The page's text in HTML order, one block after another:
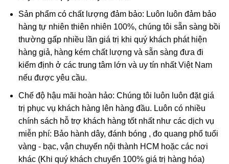
Phật Di Lặc trong phong thủy
Ngày nay, Phật Di Lặc Đá Ruby được tạo hình nhiều kiểu
khác nhau chứ không có 1 kiểu nhất định:
Phật Di Lặc nô đùa cùng bọn trẻ
Phật Di Lặc kéo túi tiền
Sản phẩm có chất lượng đảm bảo: Luôn luôn đảm bảo
hàng tự nhiên thiên nhiên 100%, chúng tôi sẵn sàng bồi
thường gấp nhiều lần giá trị khi quý khách phát hiện
hàng giả, hàng kém chất lượng và sẵn sàng đưa đi
kiểm định ở các trung tâm lớn và uy tín nhất Việt Nam
nếu được yêu cầu.
Chế độ hậu mãi hoàn hảo: Chúng tôi luôn luôn đặt giá
trị phục vụ khách hàng lên hàng đầu. Luôn có nhiều
chính sách hỗ trợ khách hàng tốt nhất như các dịch vụ
miễn phí: Bảo hành dây, đánh bóng , đo quang phổ tuổi
vàng - bạc, vận chuyển nội thành HCM hoặc các nơi
khác (Khi quý khách chuyển 100% giá trị hàng hóa)